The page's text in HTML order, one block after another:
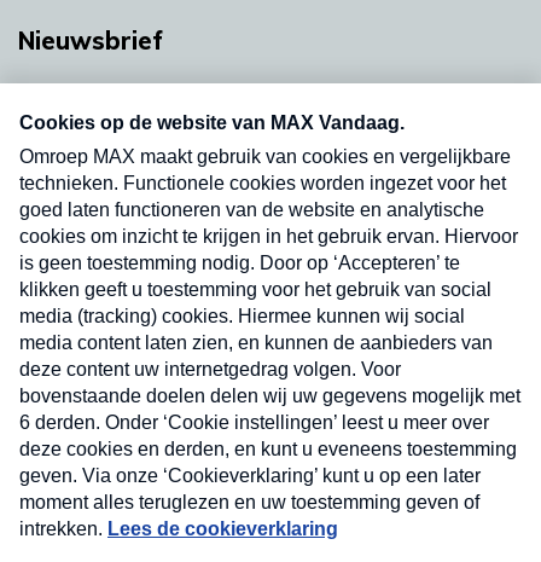
Nieuwsbrief
Neem hier een gratis abonnement op onze
nieuwsbrief. Elke vrijdag- en dinsdagochtend in
uw mailbox.
Verzend
Nieuwsbrief
Neem hier een gratis abonnement op onze
nieuwsbrief. Elke vrijdag- en dinsdagochtend in uw